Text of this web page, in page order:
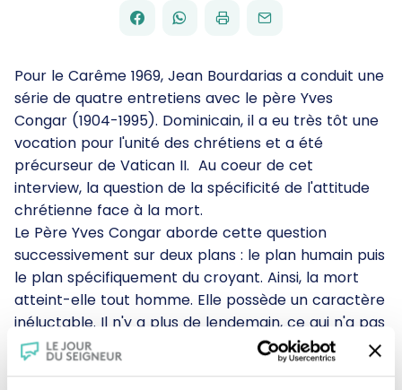
PARTAGER
FACEBOOK
PARTAGER
WHATSAPP
IMPRIMERENVOYER
PAR
EMAIL
Pour le Carême 1969, Jean Bourdarias a conduit une
série de quatre entretiens avec le père Yves
Congar (1904-1995). Dominicain, il a eu très tôt une
vocation pour l'unité des chrétiens et a été
précurseur de Vatican II. Au coeur de cet
interview, la question de la spécificité de l'attitude
chrétienne face à la mort.
Le Père Yves Congar aborde cette question
successivement sur deux plans : le plan humain puis
le plan spécifiquement du croyant. Ainsi, la mort
atteint-elle tout homme. Elle possède un caractère
inéluctable. Il n'y a plus de lendemain, ce qui n'a pas
été dit ou manifesté ne pourra plus l'être.
Le croyant aborde la mort avec moins de crainte